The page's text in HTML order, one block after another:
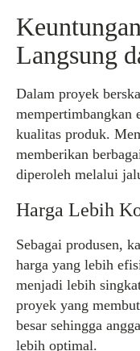
Langsung
Dalam proyek
mempertimbangkan
kualitas produk.
memberikan
diperoleh melalui
Harga Lebih
Sebagai produsen,
harga yang lebih
menjadi lebih
proyek yang
besar sehingga
lebih optimal.